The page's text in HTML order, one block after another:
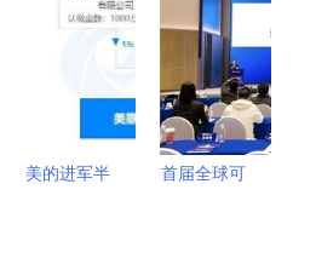
代短期承压
力的“尖兵”
美的进军半
首届全球可